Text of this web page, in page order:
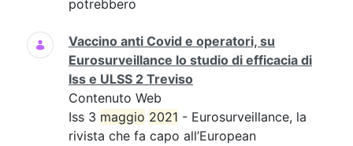
potrebbero
Vaccino anti Covid e operatori, su
Eurosurveillance lo studio di efficacia di
Iss e ULSS 2 Treviso
Contenuto Web
Iss 3 maggio 2021 - Eurosurveillance, la
rivista che fa capo all’European